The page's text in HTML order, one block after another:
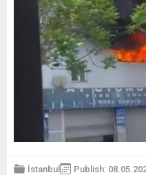
İstanbul Publish: